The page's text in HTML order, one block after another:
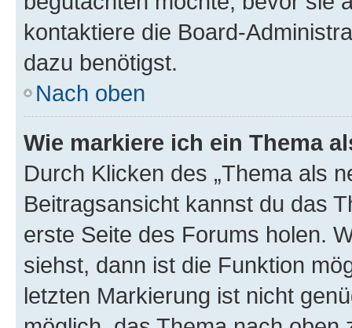
kontaktiere die Board-
dazu benötigst.
Nach oben
Wie markiere ich ein Thema
Durch Klicken des „Thema als
Beitragsansicht kannst du das
erste Seite des Forums holen.
siehst, dann ist die Funktion
letzten Markierung ist nicht